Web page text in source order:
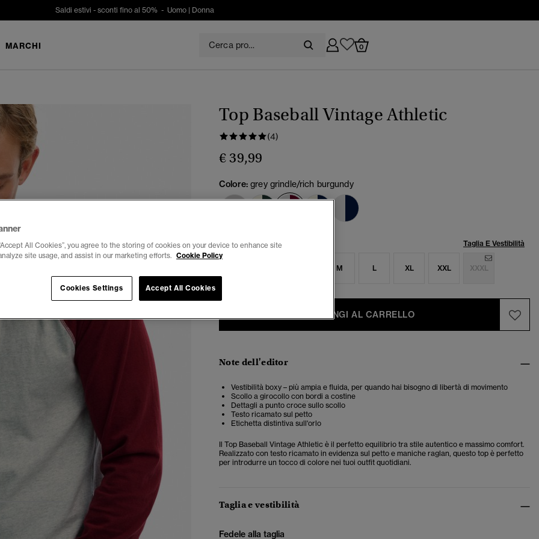
Saldi estivi - sconti fino al 50% - Uomo | Donna
MARCHI 0
Top Baseball Vintage Athletic
(4)
€ 39,99
Colore:grey grindle/rich burgundy
selezionato
Seleziona Taglia: Taglia E Vestibilità
M L XL XXL XXXL
AGGIUNGI AL CARRELLO
Note dell'editor
Vestibilità boxy – più ampia e fluida, per quando hai bisogno di libertà di movimento
Scollo a girocollo con bordi a costine
Dettagli a punto croce sullo scollo
Testo ricamato sul petto
Etichetta distintiva sull'orlo
Il Top Baseball Vintage Athletic è il perfetto equilibrio tra stile autentico e massimo comfort.
Realizzato con testo ricamato in evidenza sul petto e maniche raglan, questo top è perfetto
per introdurre un tocco di colore nei tuoi outfit quotidiani.
Taglia e vestibilità
Fedele alla taglia
All Cookies”, you agree to the storing of cookies on your device to enhance site
site usage, and assist in our marketing efforts. Cookie Policy
Cookies Settings Accept All Cookies